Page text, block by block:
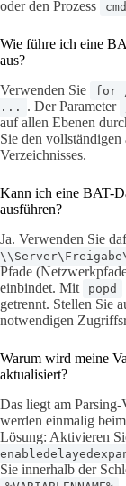
oder den Prozess
Wie führe ich eine
aus?
Verwenden Sie
for /
...
. Der Parameter
auf allen Ebenen
Sie den
Verzeichnisses.
Kann ich eine BAT-
ausführen?
Ja. Verwenden Sie
Pfade
einbindet. Mit
popd
getrennt. Stellen Sie
notwendigen
Warum wird meine
aktualisiert?
Das liegt am Parsing-
werden einmalig
Lösung: Aktivieren
Sie innerhalb der